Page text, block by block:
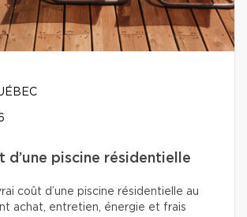
d’une piscine résidentielle
coût d’une piscine résidentielle au
achat, entretien, énergie et frais